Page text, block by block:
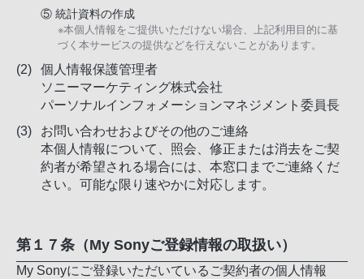
⑤ 統計資料の作成
※本個人情報をご提供いただけない場合、上記利用目的に基
づく本サービスの提供などを行えないことがあります。
個人情報保護管理者
ソニーマーケティング株式会社
パーソナルインフォメーションマネジメント委員長
お問い合わせおよびその他のご連絡
本個人情報について、照会、修正または消去をご契
約者が希望される場合には、本窓口までご連絡くだ
さい。可能な限り速やかに対応します。
第１７条（My Sonyご登録情報の取扱い）
My Sonyにご登録いただいているご契約者の個人情報